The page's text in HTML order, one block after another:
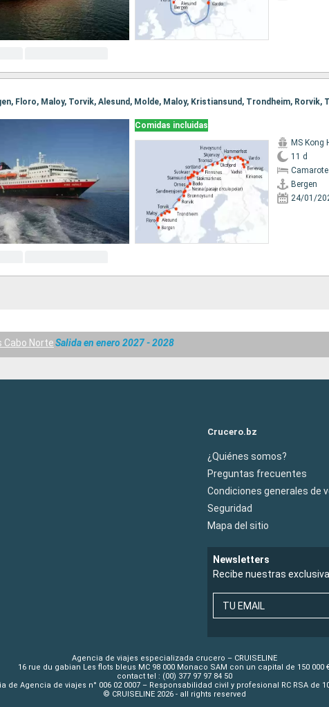
Comidas incluidas
MS Kong
11 d
Bergen
24/01/
Cabo NorteSalida en enero 2027 - 2028
Crucero.bz
¿Quiénes somos?
Preguntas frecuentes
Condiciones generales de
Seguridad
Mapa del sitio
Newsletters
Recibe nuestras
TU EMAIL
Agencia de viajes especializada crucero – CRUISELINE
16 rue du gabian Les flots bleus MC 98 000 Monaco SAM con un capital de 150 000 €
contact tel : (00) 377 97 97 84 50
de Agencia de viajes n° 006 02 0007 – Responsabilidad civil y profesional RC RSA de 10
© CRUISELINE 2026 - all rights reserved